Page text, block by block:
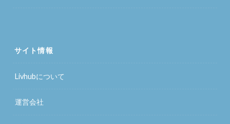
サイト情報
Livhubについて
運営会社